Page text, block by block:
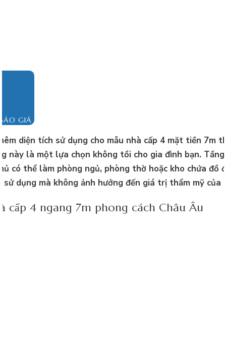
GIÁ
diện tích sử dụng cho mẫu nhà cấp 4 mặt tiền 7m
này là một lựa chọn không tồi cho gia đình bạn.
có thể làm phòng ngủ, phòng thờ hoặc kho chứa đồ
sử dụng mà không ảnh hưởng đến giá trị thẩm mỹ của
cấp 4 ngang 7m phong cách Châu Âu